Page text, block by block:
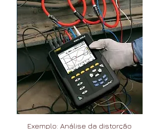
Exemplo: Análise da distorção